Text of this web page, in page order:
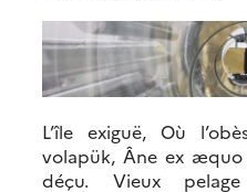
L’île exiguë, Où
volapük, Âne ex
déçu. Vieux